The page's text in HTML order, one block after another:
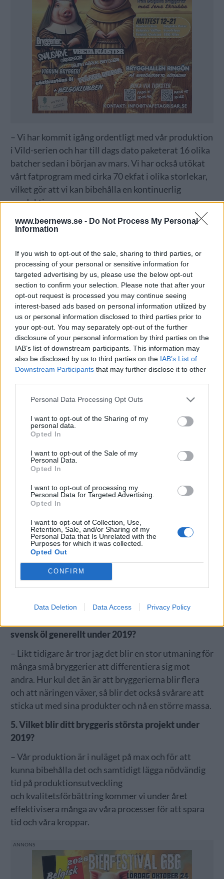
www.beernews.se - Do Not Process My Personal
Information
If you wish to opt-out of the sale, sharing to third parties, or
processing of your personal or sensitive information for
targeted advertising by us, please use the below opt-out
section to confirm your selection. Please note that after your
opt-out request is processed you may continue seeing
interest-based ads based on personal information utilized by
us or personal information disclosed to third parties prior to
your opt-out. You may separately opt-out of the further
disclosure of your personal information by third parties on the
IAB’s list of downstream participants. This information may
also be disclosed by us to third parties on the IAB’s List of
Downstream Participants that may further disclose it to other
Personal Data Processing Opt Outs
I want to opt-out of the Sharing of my
personal data.
Opted In
I want to opt-out of the Sale of my
Personal Data.
Opted In
I want to opt-out of processing my
Personal Data for Targeted Advertising.
Opted In
I want to opt-out of Collection, Use,
Retention, Sale, and/or Sharing of my
Personal Data that Is Unrelated with the
Purposes for which it was collected.
Opted Out
CONFIRM
Data Deletion Data Access Privacy Policy
– Vi har kommit igång ordentligt med vår produktion
i Vild-serien och har till dags dato paketerat 16 olika
batcher sedan i början av mars. Vi har också utökat
vårt fatprogram med cirka 70 ekfat i olika storlekar,
vilket gör att vi kan bibehålla en kontinuerlig
produktion.
2. Hur mycket öl bryggde ni under 2018 och hur
mycket räknar ni med att brygga under 2019?
– Vi har bryggt cirka 200 000 liter och mycket av
detta har hamnat på ekfat där det ligger i snitt 9-10
månader. Att vi bryggt den mängden betyder alltså
inte nödvändigtvis att vi paketerat så mycket.
Under 2019 siktar vi på att öka vårt fatprogram
ytterligare men kommer troligtvis inte investera i
fler jästankar för den ”rena produktionen”. Mellan
210 000 och 230 000 liter lär vi hamna på 2019.
3. Vilket bryggeri tycker du är bäst i Sverige?
– Stigbergets fortsätter leverera innovation med
hög kvalitet.
svensk öl generellt under 2019?
– Likt tidigare år tror jag det blir en stor utmaning för
många små bryggerier att differentiera sig mot
andra. Hur kul det än är att bryggerierna blir flera
och att näringen växer, så blir det också svårare att
sticka ut med sina produkter och nå en större massa.
5. Vilket blir ditt bryggeris största projekt under
2019?
– Vår produktion är i nuläget på max och för att
kunna bibehålla det och samtidigt lägga nödvändig
tid på produktionsutveckling
och kvalitetsförbättring kommer vi under året
effektivisera många av våra processer för att spara
tid och våra kroppar.